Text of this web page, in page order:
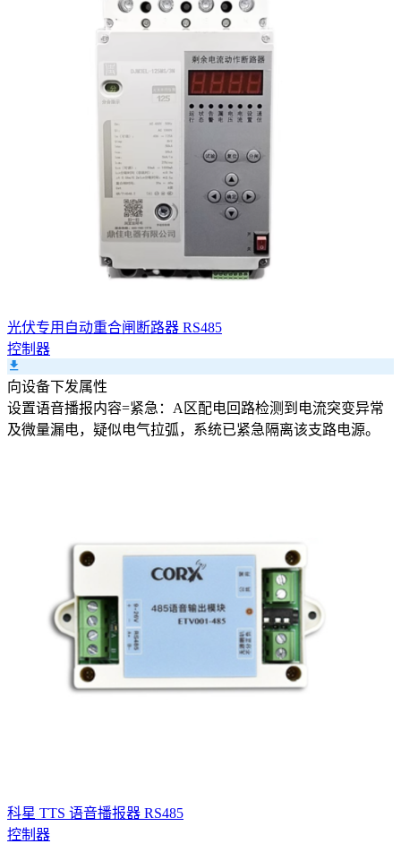
光伏专用自动重合闸断路器 RS485
控制器
向设备下发属性
设置语音播报内容=紧急：A区配电回路检测到电流突变异常
及微量漏电，疑似电气拉弧，系统已紧急隔离该支路电源。
科星 TTS 语音播报器 RS485
控制器